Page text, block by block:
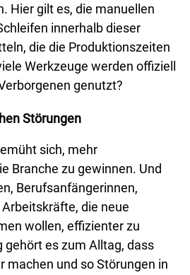
Hier gilt es, die manuellen
innerhalb dieser
die die Produktionszeiten
Werkzeuge werden offiziell
genutzt?
Störungen
sich, mehr
Branche zu gewinnen. Und
Berufsanfängerinnen,
die neue
wollen, effizienter zu
gehört es zum Alltag, dass
machen und so Störungen in